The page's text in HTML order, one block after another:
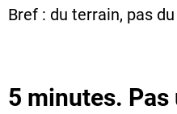
Bref : du terrain, pas
5 minutes.